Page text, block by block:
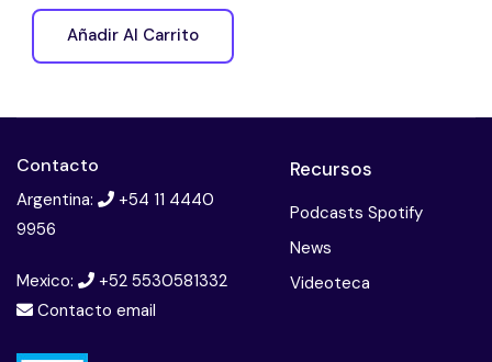
Añadir Al Carrito
Contacto
Argentina:
+54 11 4440
9956
Mexico:
+52 5530581332
Contacto email
Recursos
Podcasts Spotify
News
Videoteca